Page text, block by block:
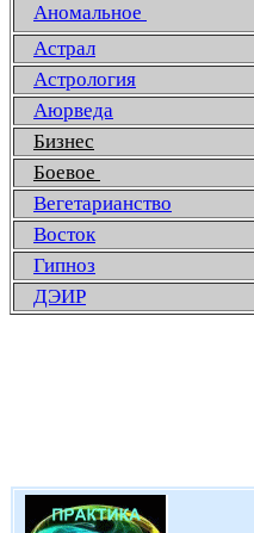
Аномальное
Астрал
Астрология
Аюрведа
Бизнес
Боевое
Вегетарианство
Восток
Гипноз
ДЭИР